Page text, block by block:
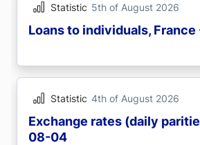
Statistic 5th of August 2026
Loans to individuals,
Statistic 4th of August 2026
Exchange rates (daily
08-04